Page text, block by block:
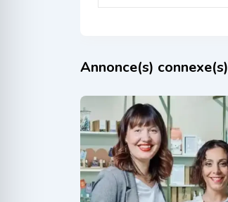
Annonce(s) connexe(s)
Inspire Concept
il y a 1 an
Aromathérapie
Thérapies
naturelles